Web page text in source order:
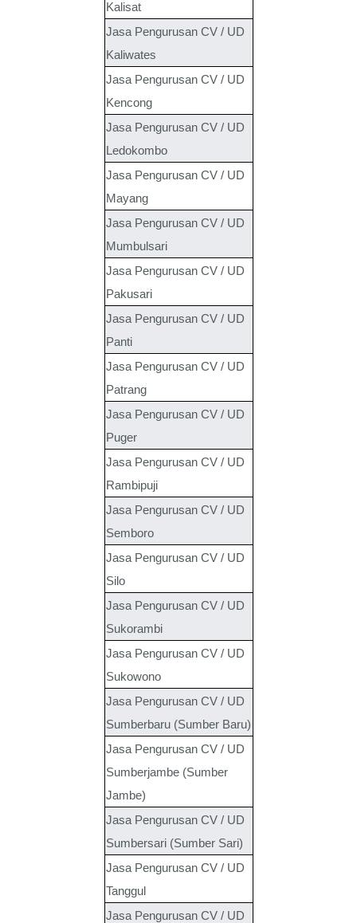
Kalisat
Jasa Pengurusan CV / UD
Kaliwates
Jasa Pengurusan CV / UD
Kencong
Jasa Pengurusan CV / UD
Ledokombo
Jasa Pengurusan CV / UD
Mayang
Jasa Pengurusan CV / UD
Mumbulsari
Jasa Pengurusan CV / UD
Pakusari
Jasa Pengurusan CV / UD
Panti
Jasa Pengurusan CV / UD
Patrang
Jasa Pengurusan CV / UD
Puger
Jasa Pengurusan CV / UD
Rambipuji
Jasa Pengurusan CV / UD
Semboro
Jasa Pengurusan CV / UD
Silo
Jasa Pengurusan CV / UD
Sukorambi
Jasa Pengurusan CV / UD
Sukowono
Jasa Pengurusan CV / UD
Sumberbaru (Sumber Baru)
Jasa Pengurusan CV / UD
Sumberjambe (Sumber
Jambe)
Jasa Pengurusan CV / UD
Sumbersari (Sumber Sari)
Jasa Pengurusan CV / UD
Tanggul
Jasa Pengurusan CV / UD